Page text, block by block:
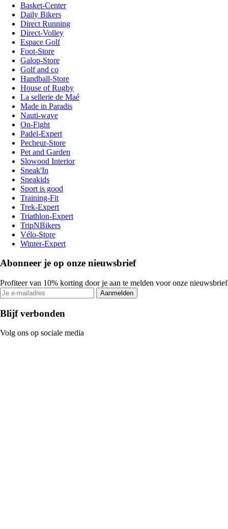
Basket-Center
Daily Bikers
Direct Running
Direct-Volley
Espace Golf
Foot-Store
Galop-Store
Golf and co
Handball-Store
House of Rugby
La sellerie de Maé
Made in Paradis
Nauti-wave
On-Fight
Padel-Expert
Pecheur-Store
Pet and Garden
Slowood Interior
Sneak'In
Sneakids
Sport is good
Training-Fit
Trek-Expert
Triathlon-Expert
TripNBikers
Vélo-Store
Winter-Expert
Abonneer je op onze nieuwsbrief
Profiteer van 10% korting door je aan te melden voor onze nieuwsbrief
Aanmelden
Blijf verbonden
Volg ons op sociale media